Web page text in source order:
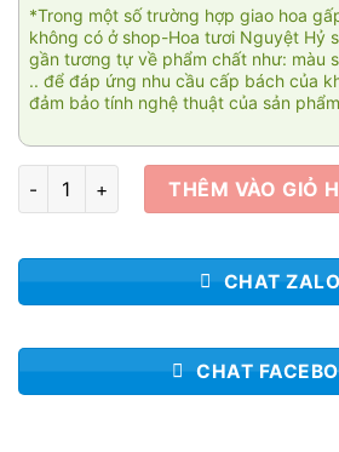
*Trong một số trường hợp giao hoa
không có ở shop-Hoa tươi Nguyệt Hỷ
gần tương tự về phẩm chất như: màu
.. để đáp ứng nhu cầu cấp bách của
đảm bảo tính nghệ thuật của sản phẩm
Thiên niên đại lộc 04 số lượng
THÊM VÀO GIỎ
CHAT
CHAT